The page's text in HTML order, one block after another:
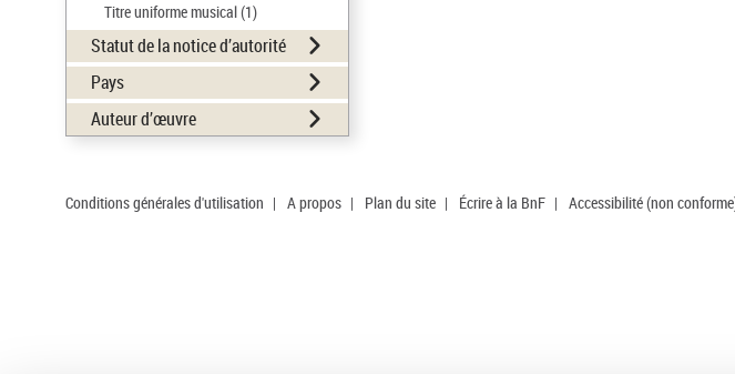
Titre uniforme musical(1)
Statut de la notice d’autorité
Pays
Auteur d’œuvre
Conditions générales d'utilisation | A propos | Plan du site | Écrire à la BnF | Accessibilité (non